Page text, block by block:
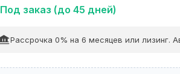
Под заказ (до 45 дней)
Рассрочка 0% на 6 месяцев или лизинг.